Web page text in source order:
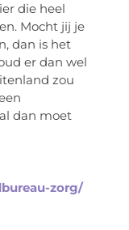
die heel
Mocht jij je
dan is het
er dan wel
zou
dan moet
zorg/